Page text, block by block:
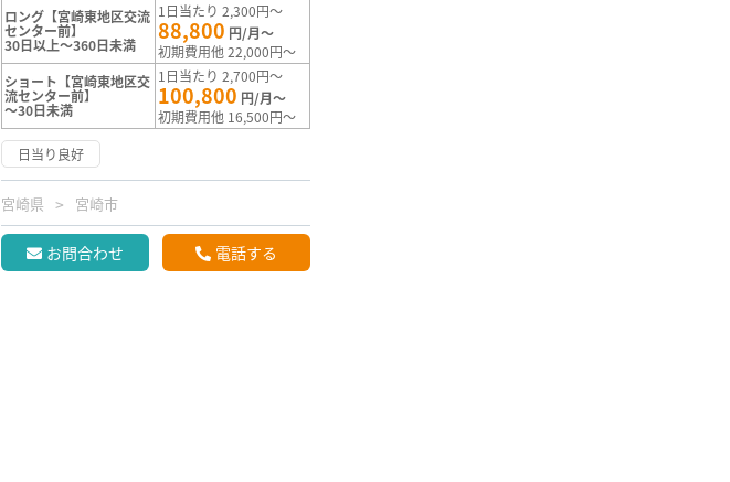
ロング【宮崎東地区交流
センター前】
30日以上～360日未満
1日当たり 2,300円～
88,800 円/月～
初期費用他 22,000円～
ショート【宮崎東地区交
流センター前】
～30日未満
1日当たり 2,700円～
100,800 円/月～
初期費用他 16,500円～
日当り良好
宮崎県 宮崎市
お問合わせ 電話する